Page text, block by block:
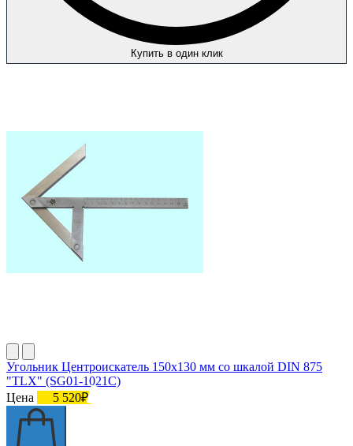
Купить в один клик
Угольник Центроискатель 150х130 мм со шкалой DIN 875
"TLX" (SG01-1021C)
Цена
5 520₽